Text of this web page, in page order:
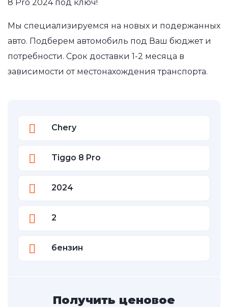
8 Pro 2024 под ключ!
Мы специализируемся на новых и подержанных
авто. Подберем автомобиль под Ваш бюджет и
потребности. Срок доставки 1-2 месяца в
зависимости от местонахождения транспорта.
Chery
Tiggo 8 Pro
2024
2
бензин
Получить ценовое